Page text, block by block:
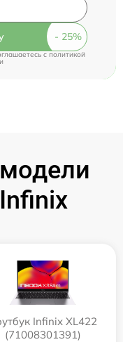
cполитикой
Infinix XL422
(71008301391)